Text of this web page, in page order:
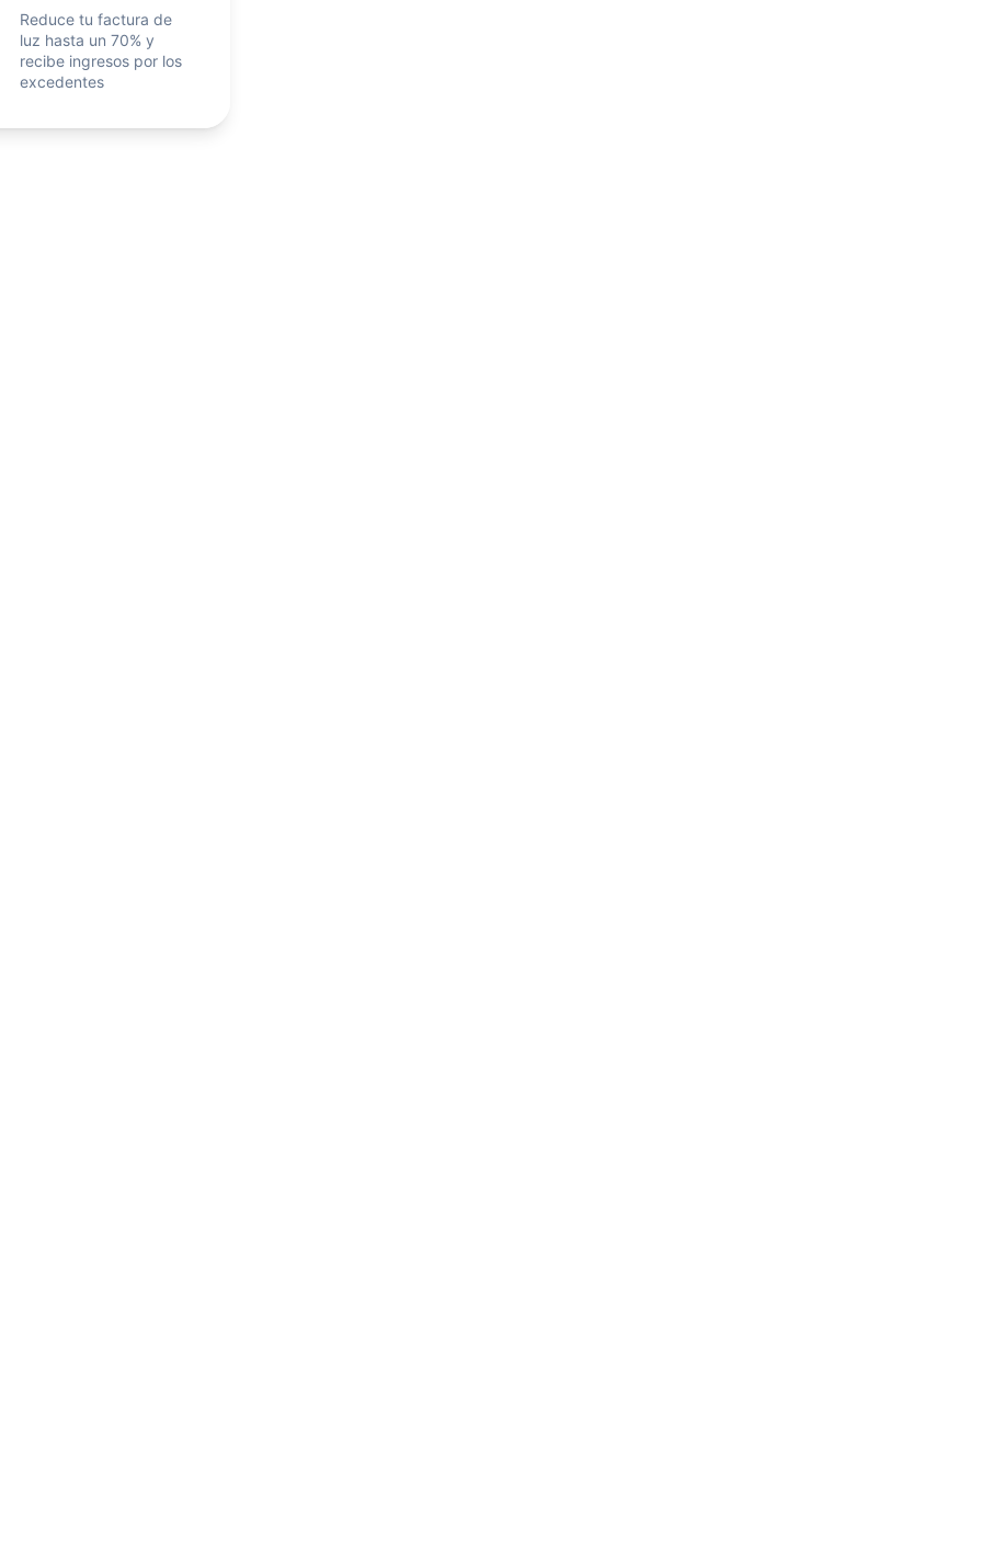
Reduce tu factura de
luz hasta un 70% y
recibe ingresos por los
excedentes